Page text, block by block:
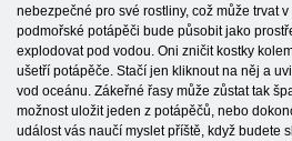
nebezpečné pro své rostliny, což může trvat
podmořské potápěči bude působit jako
explodovat pod vodou. Oni zničit kostky
ušetří potápěče. Stačí jen kliknout na něj a
vod oceánu. Zákeřné řasy může zůstat tak
možnost uložit jeden z potápěčů, nebo
událost vás naučí myslet příště, když budete